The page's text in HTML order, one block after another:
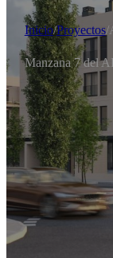
Inicio/Proyectos/
Manzana 7 del